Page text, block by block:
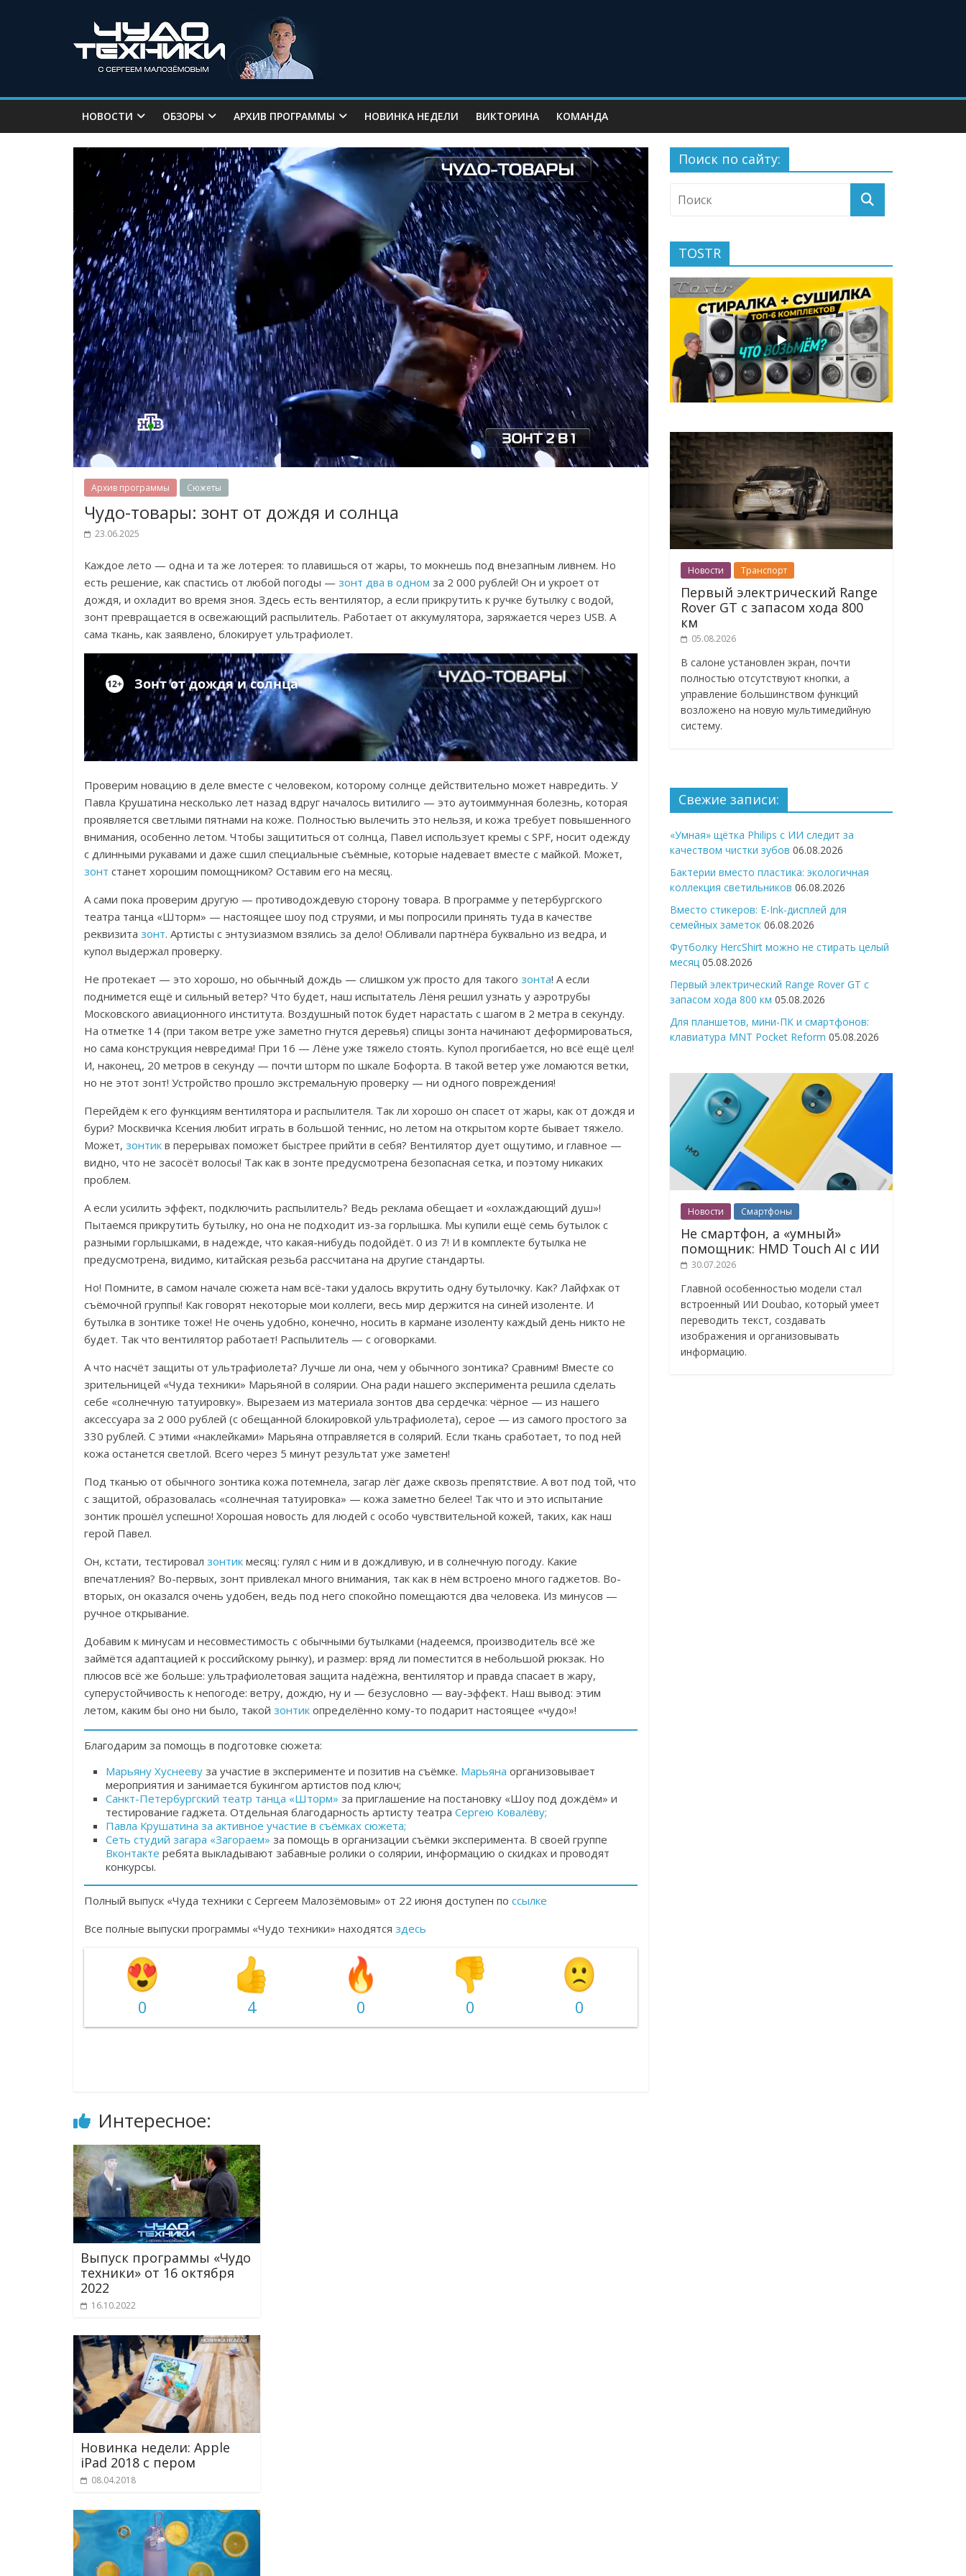
НОВОСТИ ОБЗОРЫ АРХИВ ПРОГРАММЫ НОВИНКА НЕДЕЛИ ВИКТОРИНА КОМАНДА
Архив программы Сюжеты
Чудо-товары: зонт от дождя и солнца
23.06.2025
Каждое лето — одна и та же лотерея: то плавишься от жары, то мокнешь под внезапным ливнем. Но
есть решение, как спастись от любой погоды — зонт два в одном за 2 000 рублей! Он и укроет от
дождя, и охладит во время зноя. Здесь есть вентилятор, а если прикрутить к ручке бутылку с водой,
зонт превращается в освежающий распылитель. Работает от аккумулятора, заряжается через USB. А
сама ткань, как заявлено, блокирует ультрафиолет.
Проверим новацию в деле вместе с человеком, которому солнце действительно может навредить. У
Павла Крушатина несколько лет назад вдруг началось витилиго — это аутоиммунная болезнь, которая
проявляется светлыми пятнами на коже. Полностью вылечить это нельзя, и кожа требует повышенного
внимания, особенно летом. Чтобы защититься от солнца, Павел использует кремы с SPF, носит одежду
с длинными рукавами и даже сшил специальные съёмные, которые надевает вместе с майкой. Может,
зонт станет хорошим помощником? Оставим его на месяц.
А сами пока проверим другую — противодождевую сторону товара. В программе у петербургского
театра танца «Шторм» — настоящее шоу под струями, и мы попросили принять туда в качестве
реквизита зонт. Артисты с энтузиазмом взялись за дело! Обливали партнёра буквально из ведра, и
купол выдержал проверку.
Не протекает — это хорошо, но обычный дождь — слишком уж просто для такого зонта! А если
поднимется ещё и сильный ветер? Что будет, наш испытатель Лёня решил узнать у аэротрубы
Московского авиационного института. Воздушный поток будет нарастать с шагом в 2 метра в секунду.
На отметке 14 (при таком ветре уже заметно гнутся деревья) спицы зонта начинают деформироваться,
но сама конструкция невредима! При 16 — Лёне уже тяжело стоять. Купол прогибается, но всё ещё цел!
И, наконец, 20 метров в секунду — почти шторм по шкале Бофорта. В такой ветер уже ломаются ветки,
но не этот зонт! Устройство прошло экстремальную проверку — ни одного повреждения!
Перейдём к его функциям вентилятора и распылителя. Так ли хорошо он спасет от жары, как от дождя и
бури? Москвичка Ксения любит играть в большой теннис, но летом на открытом корте бывает тяжело.
Может, зонтик в перерывах поможет быстрее прийти в себя? Вентилятор дует ощутимо, и главное —
видно, что не засосёт волосы! Так как в зонте предусмотрена безопасная сетка, и поэтому никаких
проблем.
А если усилить эффект, подключить распылитель? Ведь реклама обещает и «охлаждающий душ»!
Пытаемся прикрутить бутылку, но она не подходит из-за горлышка. Мы купили ещё семь бутылок с
разными горлышками, в надежде, что какая-нибудь подойдёт. 0 из 7! И в комплекте бутылка не
предусмотрена, видимо, китайская резьба рассчитана на другие стандарты.
Но! Помните, в самом начале сюжета нам всё-таки удалось вкрутить одну бутылочку. Как? Лайфхак от
съёмочной группы! Как говорят некоторые мои коллеги, весь мир держится на синей изоленте. И
бутылка в зонтике тоже! Не очень удобно, конечно, носить в кармане изоленту каждый день никто не
будет. Так что вентилятор работает! Распылитель — с оговорками.
А что насчёт защиты от ультрафиолета? Лучше ли она, чем у обычного зонтика? Сравним! Вместе со
зрительницей «Чуда техники» Марьяной в солярии. Она ради нашего эксперимента решила сделать
себе «солнечную татуировку». Вырезаем из материала зонтов два сердечка: чёрное — из нашего
аксессуара за 2 000 рублей (с обещанной блокировкой ультрафиолета), серое — из самого простого за
330 рублей. С этими «наклейками» Марьяна отправляется в солярий. Если ткань сработает, то под ней
кожа останется светлой. Всего через 5 минут результат уже заметен!
Под тканью от обычного зонтика кожа потемнела, загар лёг даже сквозь препятствие. А вот под той, что
с защитой, образовалась «солнечная татуировка» — кожа заметно белее! Так что и это испытание
зонтик прошёл успешно! Хорошая новость для людей с особо чувствительной кожей, таких, как наш
герой Павел.
Он, кстати, тестировал зонтик месяц: гулял с ним и в дождливую, и в солнечную погоду. Какие
впечатления? Во-первых, зонт привлекал много внимания, так как в нём встроено много гаджетов. Во-
вторых, он оказался очень удобен, ведь под него спокойно помещаются два человека. Из минусов —
ручное открывание.
Добавим к минусам и несовместимость с обычными бутылками (надеемся, производитель всё же
займётся адаптацией к российскому рынку), и размер: вряд ли поместится в небольшой рюкзак. Но
плюсов всё же больше: ультрафиолетовая защита надёжна, вентилятор и правда спасает в жару,
суперустойчивость к непогоде: ветру, дождю, ну и — безусловно — вау-эффект. Наш вывод: этим
летом, каким бы оно ни было, такой зонтик определённо кому-то подарит настоящее «чудо»!
Благодарим за помощь в подготовке сюжета:
Марьяну Хуснееву за участие в эксперименте и позитив на съёмке. Марьяна организовывает
мероприятия и занимается букингом артистов под ключ;
Санкт-Петербургский театр танца «Шторм» за приглашение на постановку «Шоу под дождём» и
тестирование гаджета. Отдельная благодарность артисту театра Сергею Ковалёву;
Павла Крушатина за активное участие в съёмках сюжета;
Сеть студий загара «Загораем» за помощь в организации съёмки эксперимента. В своей группе
Вконтакте ребята выкладывают забавные ролики о солярии, информацию о скидках и проводят
конкурсы.
Полный выпуск «Чуда техники с Сергеем Малозёмовым» от 22 июня доступен по ссылке
Все полные выпуски программы «Чудо техники» находятся здесь
0 4 0 0 0
Интересное:
Выпуск программы «Чудо
техники» от 16 октября
2022
16.10.2022
Новинка недели: Apple
iPad 2018 с пером
08.04.2018
Поиск по сайту:
TOSTR
Новости Транспорт
Первый электрический Range
Rover GT с запасом хода 800
км
05.08.2026
В салоне установлен экран, почти
полностью отсутствуют кнопки, а
управление большинством функций
возложено на новую мультимедийную
систему.
Свежие записи:
«Умная» щётка Philips с ИИ следит за
качеством чистки зубов 06.08.2026
Бактерии вместо пластика: экологичная
коллекция светильников 06.08.2026
Вместо стикеров: E-Ink-дисплей для
семейных заметок 06.08.2026
Футболку HercShirt можно не стирать целый
месяц 05.08.2026
Первый электрический Range Rover GT с
запасом хода 800 км 05.08.2026
Для планшетов, мини-ПК и смартфонов:
клавиатура MNT Pocket Reform 05.08.2026
Новости Смартфоны
Не смартфон, а «умный»
помощник: HMD Touch AI с ИИ
30.07.2026
Главной особенностью модели стал
встроенный ИИ Doubao, который умеет
переводить текст, создавать
изображения и организовывать
информацию.